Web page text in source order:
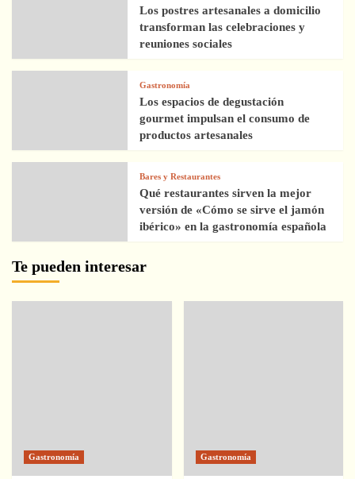
Los postres artesanales a domicilio
transforman las celebraciones y
reuniones sociales
Gastronomía
Los espacios de degustación
gourmet impulsan el consumo de
productos artesanales
Bares y Restaurantes
Qué restaurantes sirven la mejor
versión de «Cómo se sirve el jamón
ibérico» en la gastronomía española
Te pueden interesar
Gastronomía Gastronomía